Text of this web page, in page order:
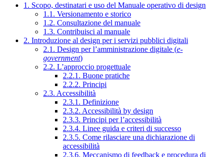
1. Scopo, destinatari e uso del Manuale operativo di design
1.1. Versionamento e storico
1.2. Consultazione del manuale
1.3. Contribuisci al manuale
2. Introduzione al design per i servizi pubblici digitali
2.1. Design per l’amministrazione digitale (e-
government)
2.2. L’approccio progettuale
2.2.1. Buone pratiche
2.2.2. Principi
2.3. Accessibilità
2.3.1. Definizione
2.3.2. Accessibilità by design
2.3.3. Principi per l’accessibilità
2.3.4. Linee guida e criteri di successo
2.3.5. Come rilasciare una dichiarazione di
accessibilità
2.3.6. Meccanismo di feedback e procedura di